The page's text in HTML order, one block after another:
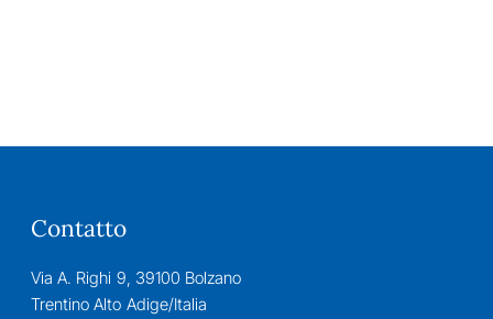
Contatto
Via A. Righi 9, 39100 Bolzano
Trentino Alto Adige/Italia